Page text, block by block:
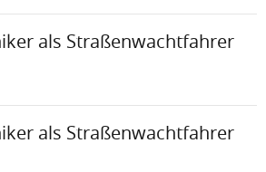
als Straßenwachtfahrer
als Straßenwachtfahrer